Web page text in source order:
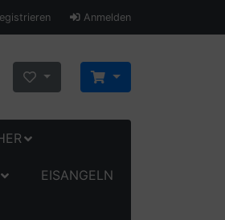
Anmelden
EISANGELN